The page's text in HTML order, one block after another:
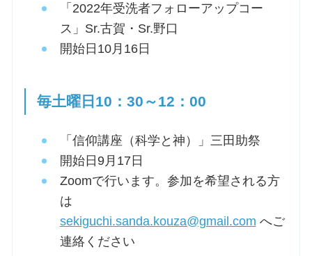
「2022年受洗者フォローアップコー
ス」Sr.古賀・Sr.野口
開始日10月16日
毎土曜日10：30～12：00
「信仰講座（科学と神）」三田助祭
開始日9月17日
Zoomで行います。参加を希望される方
は
sekiguchi.sanda.kouza@gmail.com へご
連絡ください